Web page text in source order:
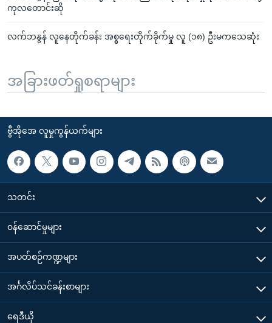
ကုလတောင်းဆို
လက်ဘနွန် လူနေတိုက်ခန်း အစ္စရေးတိုက်ခိုက်မှု လူ (၁၈) ဦးမကသေဆုံး
အခြားဖတ်ရှုစရာများ
ဗွီအိုအေ လူမှုကွန်ယက်များ
သတင်း
၀န်ဆောင်မှုများ
အပတ်စဉ်ကဏ္ဍများ
အင်္ဂလိပ်သင်ခန်းစာများ
ရေဒီယို